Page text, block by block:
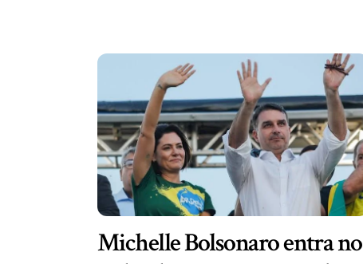
Michelle Bolsonaro entra no